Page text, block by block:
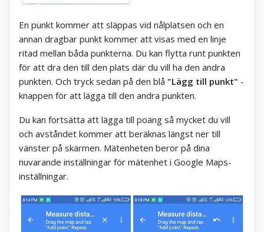
En punkt kommer att släppas vid nålplatsen och en
annan dragbar punkt kommer att visas med en linje
ritad mellan båda punkterna. Du kan flytta runt punkten
för att dra den till den plats där du vill ha den andra
punkten. Och tryck sedan på den blå "Lägg till punkt" -
knappen för att lägga till den andra punkten.
Du kan fortsätta att lägga till poäng så mycket du vill
och avståndet kommer att beräknas längst ner till
vänster på skärmen. Mätenheten beror på dina
nuvarande inställningar för mätenhet i Google Maps-
inställningar.